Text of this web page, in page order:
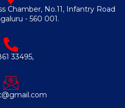
Chamber, No.11, Infantry Road
- 560 001.
33495,